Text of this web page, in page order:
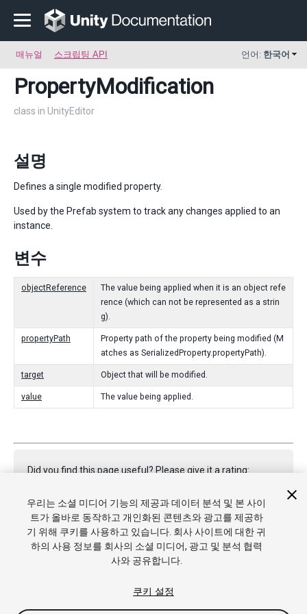
매뉴얼 스크립팅 API 언어: 한국어
PropertyModification
class in UnityEditor
설명
Defines a single modified property.
Used by the Prefab system to track any changes applied to an
instance.
변수
objectReference
The value being applied when it is an object refe
rence (which can not be represented as a strin
g).
propertyPath
Property path of the property being modified (M
atches as SerializedProperty.propertyPath).
target Object that will be modified.
value The value being applied.
Did you find this page useful? Please give it a rating:
Report a problem on this page
우리는 소셜 미디어 기능의 제공과 데이터 분석 및 본 사이
트가 올바로 동작하고 개인화된 콘텐츠와 광고를 제공하
기 위해 쿠키를 사용하고 있습니다. 회사 사이트에 대한 귀
하의 사용 정보를 회사의 소셜 미디어, 광고 및 분석 협력
사와 공유합니다.
쿠키 설정